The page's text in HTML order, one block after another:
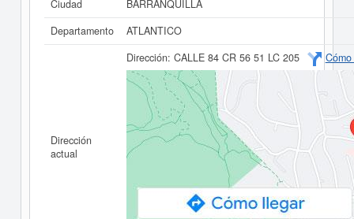
Ciudad
BARRANQUILLA
Departamento
ATLANTICO
Dirección
actual
Dirección: CALLE 84 CR 56 51 LC 205